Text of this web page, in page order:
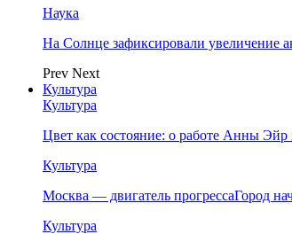
Наука
На Солнце зафиксировали увеличение
Prev Next
Культура
Культура
Цвет как состояние: о работе Анны
Культура
Москва — двигатель прогрессаГород
Культура